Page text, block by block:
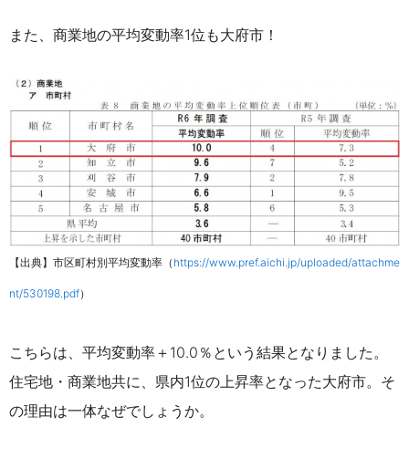
また、商業地の平均変動率1位も大府市！
【出典】市区町村別平均変動率（ https://www.pref.aichi.jp/uploaded/attachme
nt/530198.pdf）
こちらは、平均変動率＋10.0％という結果となりました。
住宅地・商業地共に、県内1位の上昇率となった大府市。そ
の理由は一体なぜでしょうか。